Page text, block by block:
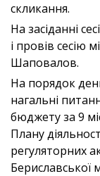
скликання.
На засіданні
і провів сесію
Шаповалов.
На порядок
нагальні
бюджету за 9
Плану
регуляторних
Бериславської